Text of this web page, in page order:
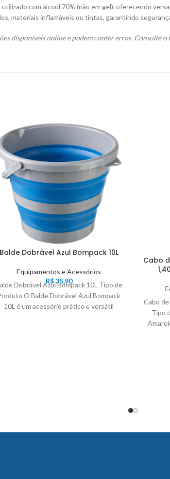
com álcool 70% (não em gel), oferecendo
materiais inflamáveis ou tintas, garantindo
disponíveis online e podem conter erros. Consulte
Balde Dobrável Azul Bompack 10L
Equipamentos e Acessórios
R$35,90
Dobrável Azul Bompack 10L Tipo de
O Balde Dobrável Azul Bompack
10L é um acessório prático e versátil
Cabo
Cabo
Tipo